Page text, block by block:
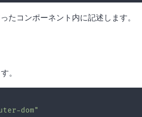
たコンポーネント内に記述します。
。
dom"